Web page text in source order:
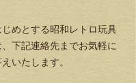
めとする昭和レトロ玩具
下記連絡先までお気軽に
いたします。